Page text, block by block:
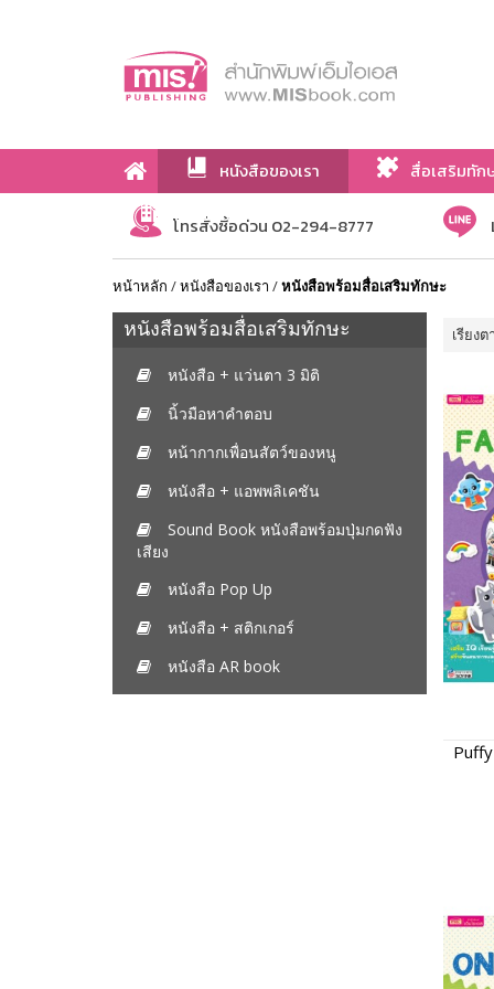
หนังสือของเรา
สื่อเสริมทัก
เกี่ยวกับเรา
โทรสั่งซื้อด่วน 02-294-8777
หน้าหลัก /หนังสือของเรา /หนังสือพร้อมสื่อเสริมทักษะ
หนังสือพร้อมสื่อเสริมทักษะ
หนังสือ + แว่นตา 3 มิติ
นิ้วมือหาคำตอบ
หน้ากากเพื่อนสัตว์ของหนู
หนังสือ + แอพพลิเคชัน
Sound Book หนังสือพร้อมปุ่มกดฟัง
เสียง
หนังสือ Pop Up
หนังสือ + สติกเกอร์
หนังสือ AR book
เรียง